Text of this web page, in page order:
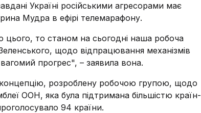
Україні російськими агресорами має
Мудра в ефірі телемарафону.
то станом на сьогодні наша робоча
щодо відпрацювання механізмів
прогрес", – заявила вона.
розроблену робочою групою, щодо
ООН, яка була підтримана більшістю країн-
94 країни.